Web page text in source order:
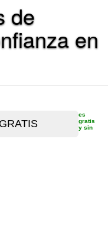
de
en
es
gratis
y sin